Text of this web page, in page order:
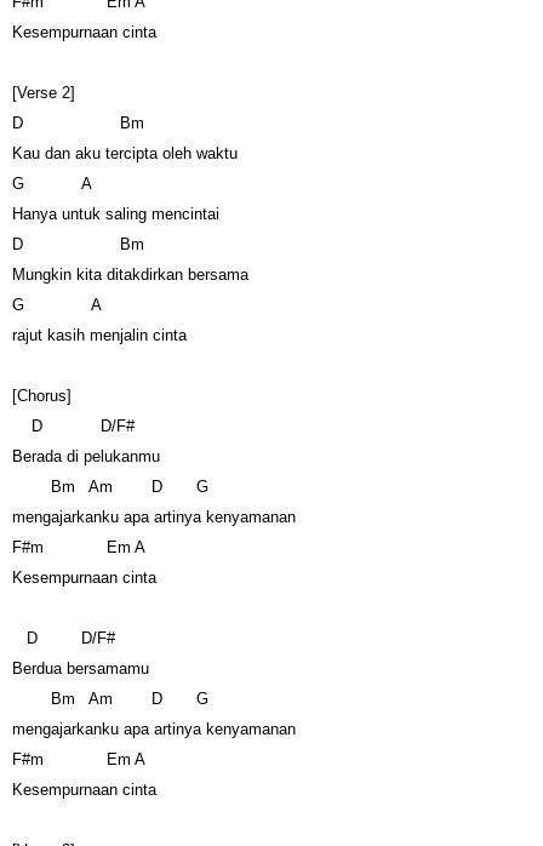
Kesempurnaan cinta
[Verse 2]
D Bm
Kau dan aku tercipta oleh waktu
G A
Hanya untuk saling mencintai
D Bm
Mungkin kita ditakdirkan bersama
G A
rajut kasih menjalin cinta
[Chorus]
D D/F#
Berada di pelukanmu
Bm Am D G
mengajarkanku apa artinya kenyamanan
F#m Em A
Kesempurnaan cinta
D D/F#
Berdua bersamamu
Bm Am D G
mengajarkanku apa artinya kenyamanan
F#m Em A
Kesempurnaan cinta